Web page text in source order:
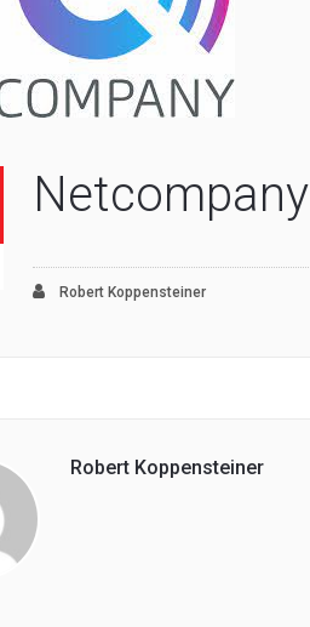
Netcompany
Robert Koppensteiner
Robert Koppensteiner